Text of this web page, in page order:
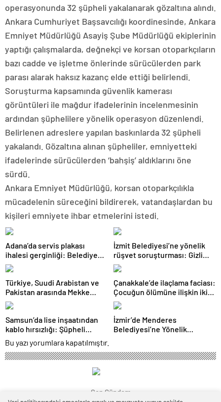
operasyonunda 32 şüpheli yakalanarak gözaltına alındı.
Ankara Cumhuriyet Başsavcılığı koordinesinde, Ankara
Emniyet Müdürlüğü Asayiş Şube Müdürlüğü ekiplerinin
yaptığı çalışmalarda, değnekçi ve korsan otoparkçıların
bazı cadde ve işletme önlerinde sürücülerden park
parası alarak haksız kazanç elde ettiği belirlendi.
Soruşturma kapsamında güvenlik kamerası
görüntüleri ile mağdur ifadelerinin incelenmesinin
ardından şüphelilere yönelik operasyon düzenlendi.
Belirlenen adreslere yapılan baskınlarda 32 şüpheli
yakalandı. Gözaltına alınan şüpheliler, emniyetteki
ifadelerinde sürücülerden ‘bahşiş’ aldıklarını öne
sürdü.
Ankara Emniyet Müdürlüğü, korsan otoparkçılıkla
mücadelenin süreceğini bildirerek, vatandaşlardan bu
kişileri emniyete ihbar etmelerini istedi.
Adana’da servis plakası
ihalesi gerginliği: Belediyeye
girmek isteyen gruba
müdahale
İzmit Belediyesi’ne yönelik
rüşvet soruşturması: Gizli
kayıt ve ifade detayları
dosyada
Türkiye, Suudi Arabistan ve
Pakistan arasında Mekke
Ortak Savunma Anlaşması
imzalandı
Çanakkale’de ilaçlama faciası:
Çocuğun ölümüne ilişkin iki
tutuklama
Samsun’da lise inşaatından
kablo hırsızlığı: Şüpheli
yakalandı
İzmir’de Menderes
Belediyesi’ne Yönelik
Bu yazı yorumlara kapatılmıştır.
Son Gündem